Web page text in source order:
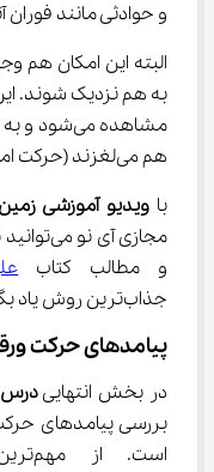
و حوادثی مانند فوران
هم می‌لغزند (حرکت امتداد لغز) و منجر به زلزله می‌شوند.
با ویدیو آموزشی
مجازی
و مطالب کتاب
جذاب‌ترین روش یاد بگیرید.
پیامدهای حرکت
در بخش انتهایی درس